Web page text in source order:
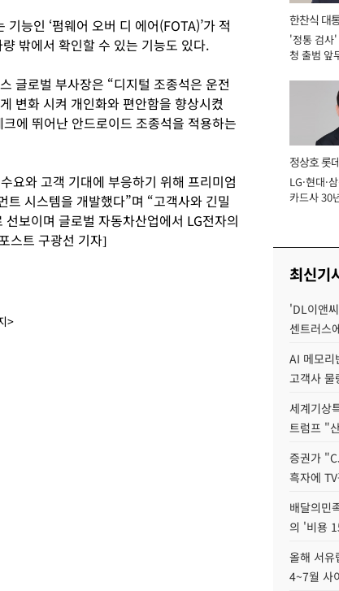
능인 ‘펌웨어 오버 디 에어(FOTA)’가 적
밖에서 확인할 수 있는 기능도 있다.
글로벌 부사장은 “디지털 조종석은 운전
변화 시켜 개인화와 편안함을 향상시켰
에 뛰어난 안드로이드 조종석을 적용하는
요와 고객 기대에 부응하기 위해 프리미엄
시스템을 개발했다”며 “고객사와 긴밀
보이며 글로벌 자동차산업에서 LG전자의
스트 구광선 기자]
>
한찬식 대
서관
'정통 검사'
청 출범 앞
정상호 롯
장
LG·현대·
카드사 30
최신기
'DL이앤
센트러스
AI 메모리
고객사
세계기상
트럼프 "
증권가
흑자에
배달의민
의 '비용
올해 서유
4~7월 사